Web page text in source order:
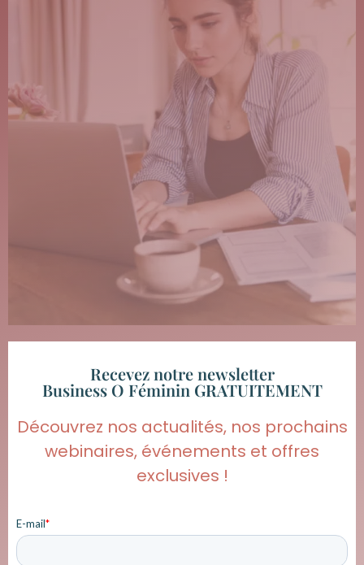
Recevez notre newsletter
Business O Féminin GRATUITEMENT
Découvrez nos actualités, nos prochains
webinaires, événements et offres
exclusives !